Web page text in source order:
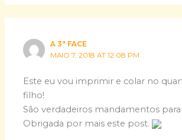
A 3ª FACE
MAIO 7, 2018 AT 12:08 PM
Este eu vou imprimir e colar no
filho!
São verdadeiros mandamentos
Obrigada por mais este post.